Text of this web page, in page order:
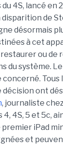
4S, lancé en
de
désormais
à cet
ou de
du système.
concerné. Tous
ont
, journaliste
4S, 5 et 5c,
premier iPad
et